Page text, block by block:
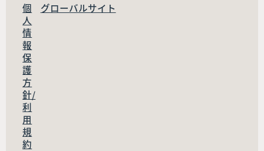
個
人
情
報
保
護
方
針/
利
用
規
約
グローバルサイト